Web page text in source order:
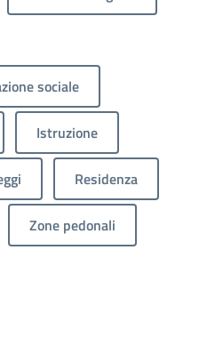
sociale
Istruzione
Residenza
Zone pedonali